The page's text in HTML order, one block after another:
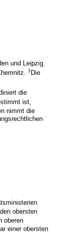
und Leipzig.
3 Die
die
ist,
nimmt die
obersten
oberen
einer obersten